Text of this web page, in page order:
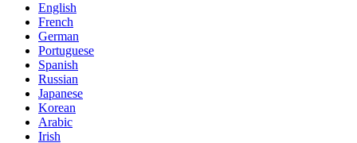
English
French
German
Portuguese
Spanish
Russian
Japanese
Korean
Arabic
Irish